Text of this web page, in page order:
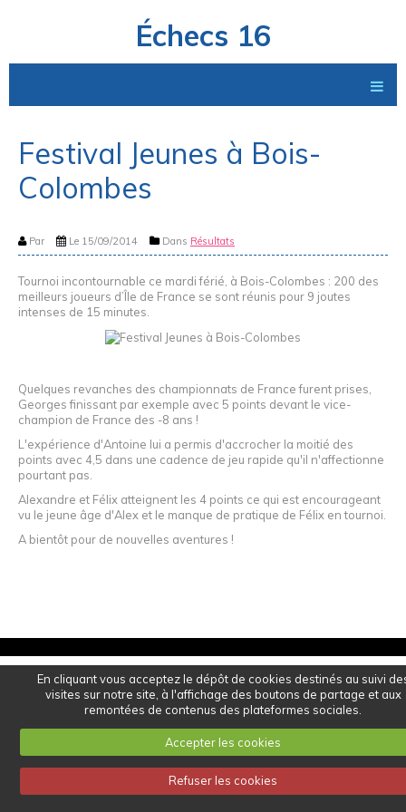
Échecs 16
Festival Jeunes à Bois-
Colombes
Par Le 15/09/2014 Dans Résultats
Tournoi incontournable ce mardi férié, à Bois-Colombes : 200 des
meilleurs joueurs d’Île de France se sont réunis pour 9 joutes
intenses de 15 minutes.
Quelques revanches des championnats de France furent prises,
Georges finissant par exemple avec 5 points devant le vice-
champion de France des -8 ans !
L'expérience d'Antoine lui a permis d'accrocher la moitié des
points avec 4,5 dans une cadence de jeu rapide qu'il n'affectionne
pourtant pas.
Alexandre et Félix atteignent les 4 points ce qui est encourageant
vu le jeune âge d'Alex et le manque de pratique de Félix en tournoi.
A bientôt pour de nouvelles aventures !
En cliquant vous acceptez le dépôt de cookies destinés au suivi
visites sur notre site, à l'affichage des boutons de partage et aux
remontées de contenus des plateformes sociales.
Accepter les cookies
Refuser les cookies